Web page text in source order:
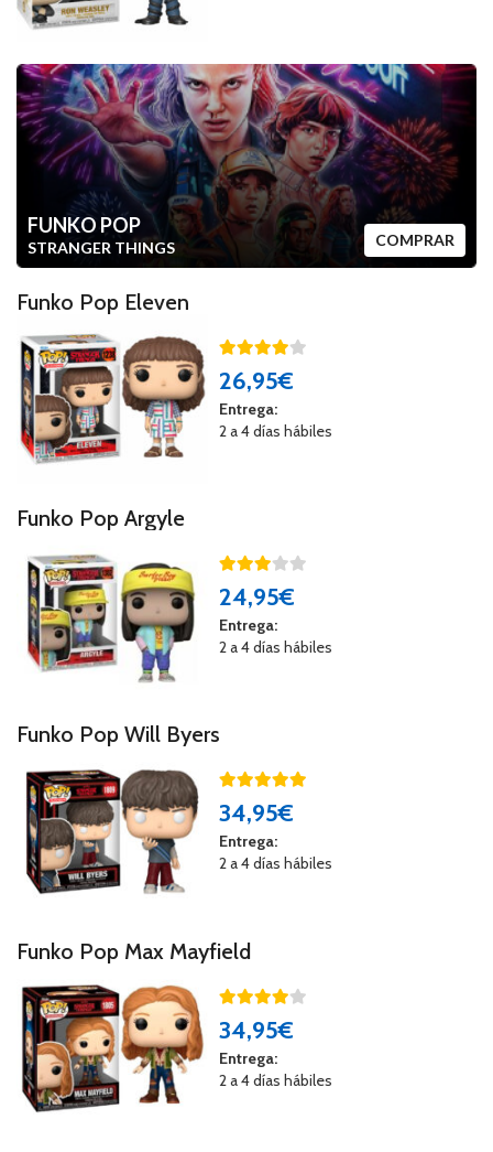
FUNKO POP
STRANGER THINGS COMPRAR
Funko Pop Eleven
26,95€
Entrega:
2 a 4 días hábiles
Funko Pop Argyle
24,95€
Entrega:
2 a 4 días hábiles
Funko Pop Will Byers
34,95€
Entrega:
2 a 4 días hábiles
Funko Pop Max Mayfield
34,95€
Entrega:
2 a 4 días hábiles